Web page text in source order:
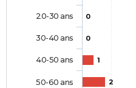
0
0
1
2
20-30 ans
30-40 ans
40-50 ans
50-60 ans